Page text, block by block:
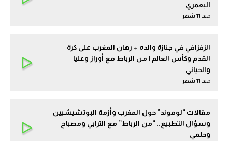
البعمري
مند 11 شهر
الزفزافي في جنازة والده + رهان المغرب على كرة
القدم وكأس العالم | من الرباط مع أوراز وعليا
والحياني
مند 11 شهر
مقالات “لوموند” حول المغرب وأزمة البوتشيشيين
وسؤال التطبيع.. “من الرباط” مع الترابي ومصباح
وحلمي